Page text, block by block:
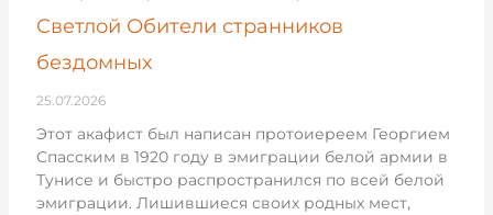
Светлой Обители странников
бездомных
25.07.2026
Этот акафист был написан протоиереем Георгием
Спасским в 1920 году в эмиграции белой армии в
Тунисе и быстро распространился по всей белой
эмиграции. Лишившиеся своих родных мест,